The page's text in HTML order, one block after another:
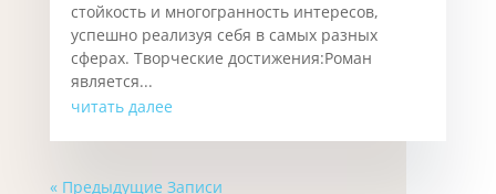
стойкость и многогранность интересов,
успешно реализуя себя в самых разных
сферах. Творческие достижения:Роман
является...
читать далее
« Предыдущие Записи